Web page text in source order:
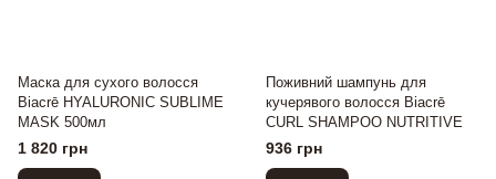
Маска для сухого волосся
Biacrē HYALURONIC SUBLIME
MASK 500мл
1 820 грн
Поживний шампунь для
кучерявого волосся Biacrē
CURL SHAMPOO NUTRITIVE
936 грн